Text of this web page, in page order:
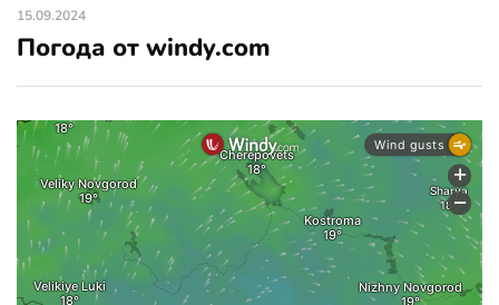
15.09.2024
Погода от windy.com